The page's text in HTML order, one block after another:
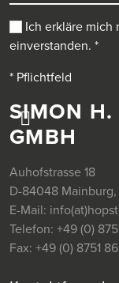
SIMON H.
GMBH
Auhofstrasse 18
D-84048
E-Mail:
Telefon: +49 (0)
Fax: +49 (0) 8751
Ich erkläre mich
einverstanden. *
* Pflichtfeld